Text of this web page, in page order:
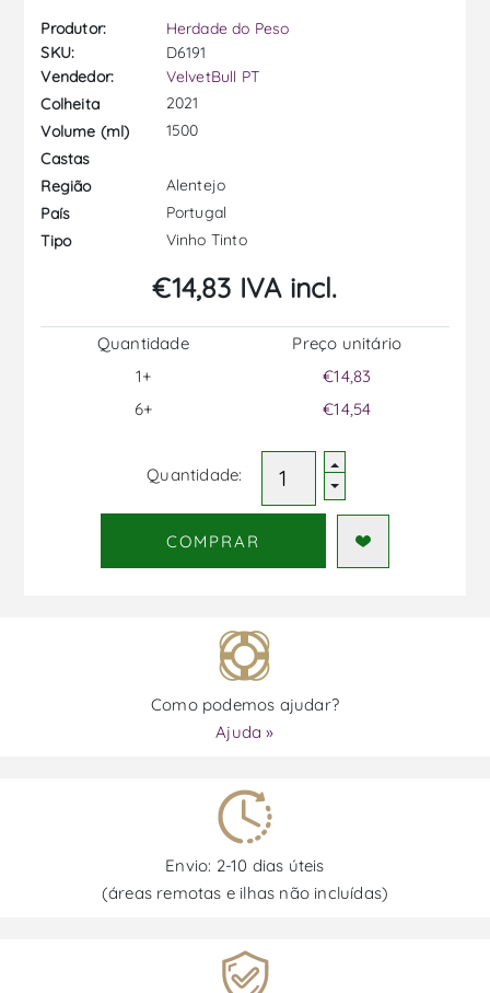
Produtor:
Herdade do Peso
SKU:
D6191
Vendedor:
VelvetBull PT
Colheita
2021
Volume (ml)
1500
Castas
Região
Alentejo
País
Portugal
Tipo
Vinho Tinto
€14,83 IVA incl.
Quantidade
1+
6+
Preço unitário
€14,83
€14,54
Quantidade:
COMPRAR
Como podemos ajudar?
Ajuda »
Envio: 2-10 dias úteis
(áreas remotas e ilhas não incluídas)